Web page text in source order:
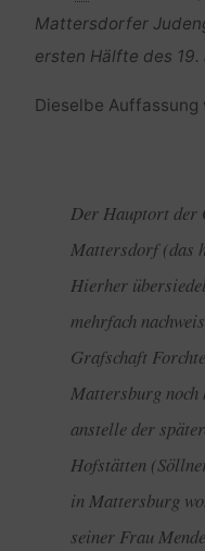
Mattersdorfer
ersten Hälfte des
Dieselbe
Der Hauptort der
Mattersdorf (das
Hierher
mehrfach
Grafschaft
Mattersburg noch
anstelle der
Hofstätten
in Mattersburg
seiner Frau